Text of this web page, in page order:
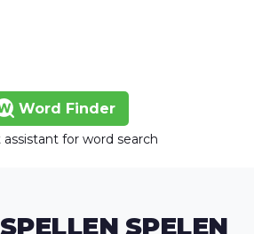
Word Finder
for word search
SPELEN